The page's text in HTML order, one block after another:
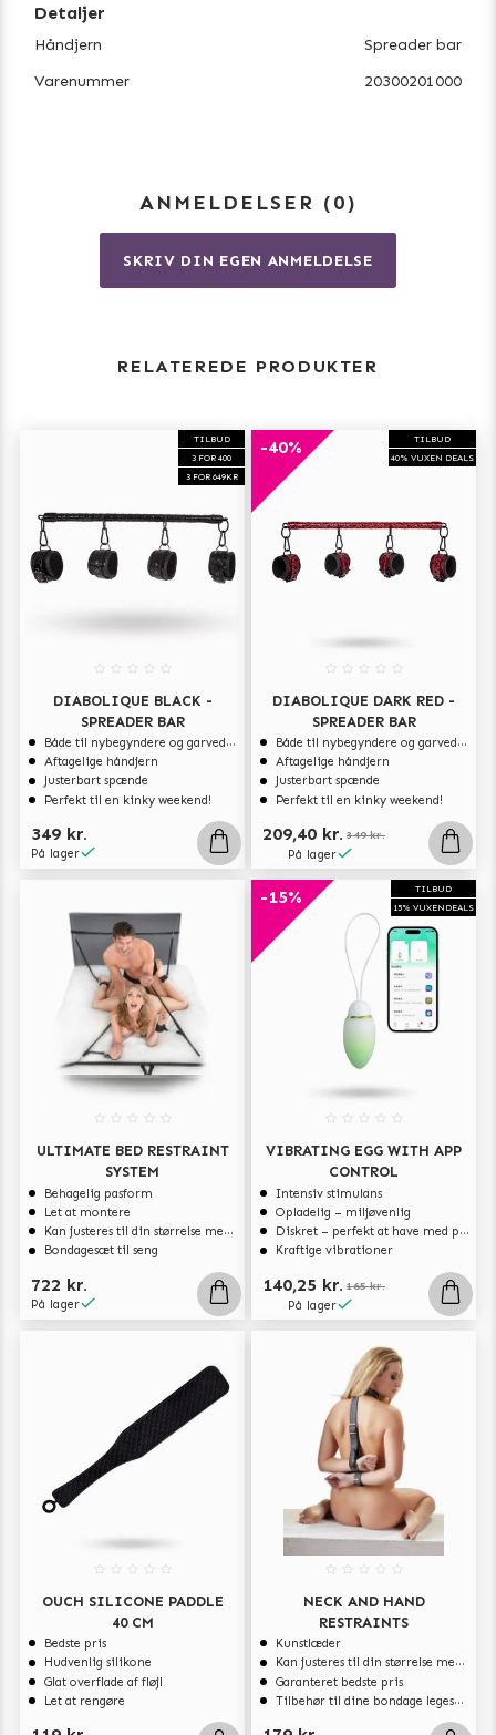
Detaljer
Håndjern
Spreader bar
Varenummer
20300201000
ANMELDELSER 0
SKRIV DIN EGEN ANMELDELSE
RELATEREDE PRODUKTER
TILBUD
3 FOR 400
3 FOR 649KR
DIABOLIQUE BLACK -
SPREADER BAR
Både til nybegyndere og garvede eksperter
Aftagelige håndjern
Justerbart spænde
Perfekt til en kinky weekend!
349 kr.
På lager
TILBUD
40% VUXEN DEALS
-40%
DIABOLIQUE DARK RED -
SPREADER BAR
Både til nybegyndere og garvede eksperter
Aftagelige håndjern
Justerbart spænde
Perfekt til en kinky weekend!
209,40 kr. 349 kr.
På lager
ULTIMATE BED RESTRAINT
SYSTEM
Behagelig pasform
Let at montere
Kan justeres til din størrelse med spænderne
Bondagesæt til seng
722 kr.
På lager
TILBUD
15% VUXENDEALS
-15%
VIBRATING EGG WITH APP
CONTROL
Intensiv stimulans
Opladelig – miljøvenlig
Diskret – perfekt at have med på rejse
Kraftige vibrationer
140,25 kr. 165 kr.
På lager
OUCH SILICONE PADDLE
40 CM
Bedste pris
Hudvenlig silikone
Glat overflade af fløjl
Let at rengøre
NECK AND HAND
RESTRAINTS
Kunstlæder
Kan justeres til din størrelse med spænderne
Garanteret bedste pris
Tilbehør til dine bondage legesager